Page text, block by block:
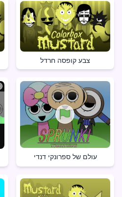
צבע קופסה חרדל
עולם של ספרונקי דנדי